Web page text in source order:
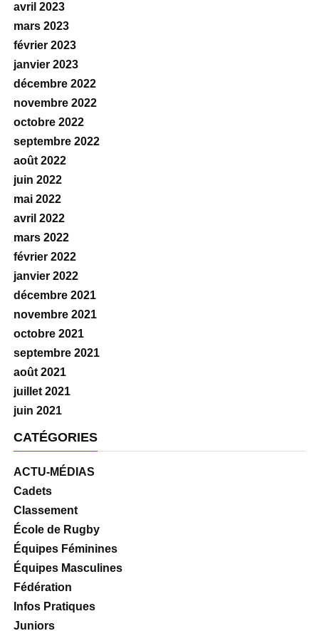
avril 2023
mars 2023
février 2023
janvier 2023
décembre 2022
novembre 2022
octobre 2022
septembre 2022
août 2022
juin 2022
mai 2022
avril 2022
mars 2022
février 2022
janvier 2022
décembre 2021
novembre 2021
octobre 2021
septembre 2021
août 2021
juillet 2021
juin 2021
CATÉGORIES
ACTU-MÉDIAS
Cadets
Classement
École de Rugby
Équipes Féminines
Équipes Masculines
Fédération
Infos Pratiques
Juniors